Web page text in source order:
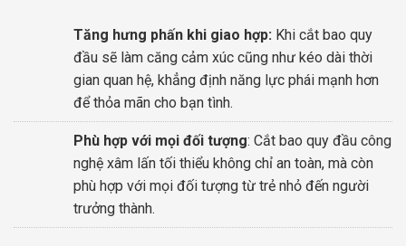
Tăng hưng phấn khi giao hợp: Khi cắt bao quy
đầu sẽ làm căng cảm xúc cũng như kéo dài thời
gian quan hệ, khẳng định năng lực phái mạnh hơn
để thỏa mãn cho bạn tình.
Phù hợp với mọi đối tượng: Cắt bao quy đầu công
nghệ xâm lấn tối thiểu không chỉ an toàn, mà còn
phù hợp với mọi đối tượng từ trẻ nhỏ đến người
trưởng thành.